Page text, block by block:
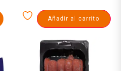
Añadir al carrito